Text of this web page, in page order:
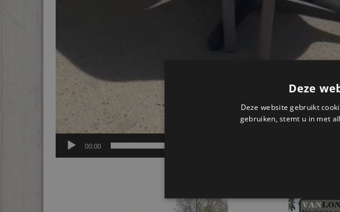
00:00
Deze
Deze website gebruikt
gebruiken, stemt u in met